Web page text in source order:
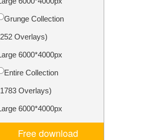
Grunge Collection
Overlays)
6000*4000px
Entire Collection
Overlays)
6000*4000px
Free download